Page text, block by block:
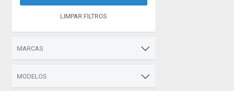
LIMPAR FILTROS
MARCAS
MODELOS